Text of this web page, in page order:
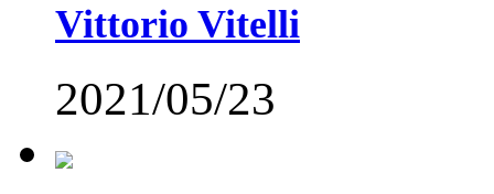
Vittorio Vitelli
2021/05/23